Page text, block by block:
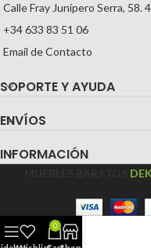
Calle Fray Junípero Serra, 58.
+34 633 83 51 06
Email de Contacto
SOPORTE Y AYUDA
ENVÍOS
INFORMACIÓN
0